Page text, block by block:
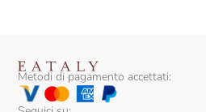
Metodi di pagamento accettati: